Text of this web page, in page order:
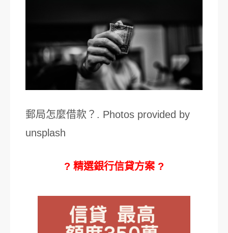
郵局怎麼借款？. Photos provided by
unsplash
? 精選銀行信貸方案 ?